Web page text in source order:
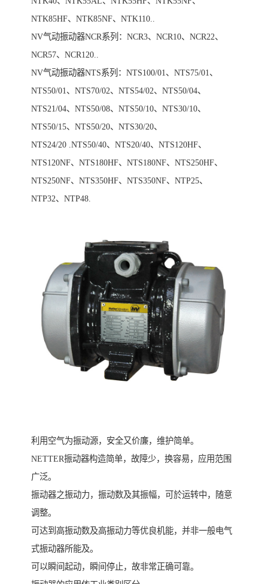
NTK85HF、NTK85NF、NTK110..
NV气动振动器NCR系列：NCR3、NCR10、NCR22、
NCR57、NCR120..
NV气动振动器NTS系列：NTS100/01、NTS75/01、
NTS50/01、NTS70/02、NTS54/02、NTS50/04、
NTS21/04、NTS50/08、NTS50/10、NTS30/10、
NTS50/15、NTS50/20、NTS30/20、
NTS24/20 .NTS50/40、NTS20/40、NTS120HF、
NTS120NF、NTS180HF、NTS180NF、NTS250HF、
NTS250NF、NTS350HF、NTS350NF、NTP25、
NTP32、NTP48.
利用空气为振动源，安全又价廉，维护简单。
NETTER振动器构造简单，故障少，换容易，应用范围
广泛。
振动器之振动力，振动数及其振幅，可於运转中，随意
调整。
可达到高振动数及高振动力等优良机能，并非一般电气
式振动器所能及。
可以瞬间起动，瞬间停止，故非常正确可靠。